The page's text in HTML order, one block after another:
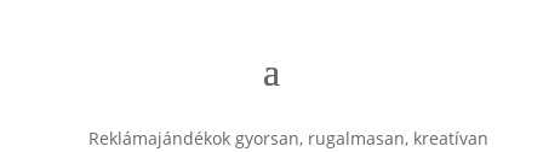
Reklámajándékok gyorsan, rugalmasan, kreatívan